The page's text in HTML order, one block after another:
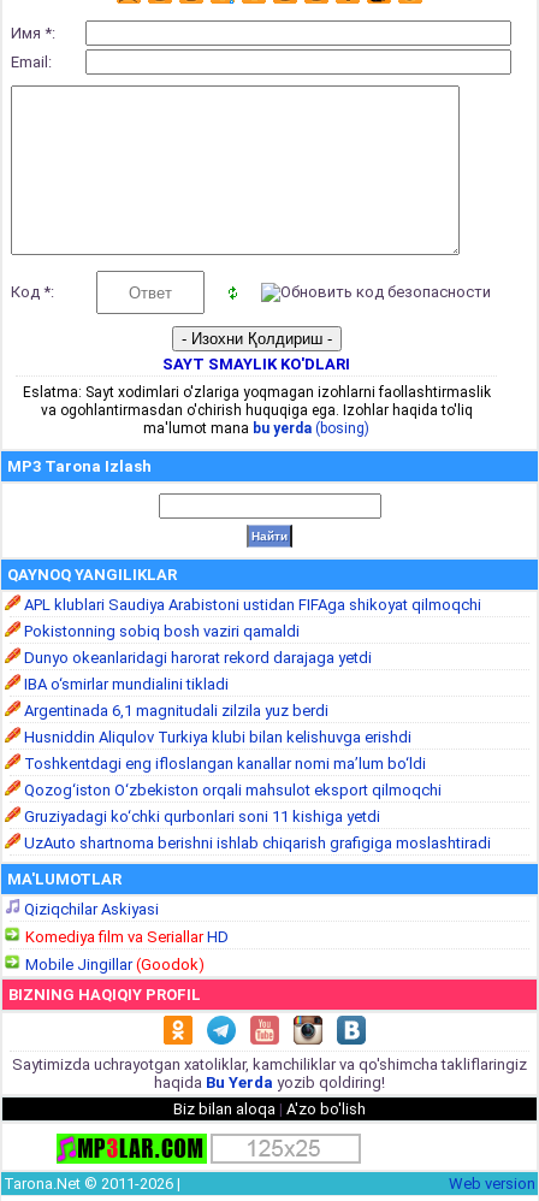
Имя *:
Email:
Код *:
SAYT SMAYLIK KO'DLARI
Eslatma: Sayt xodimlari o'zlariga yoqmagan izohlarni faollashtirmaslik
va ogohlantirmasdan o'chirish huquqiga ega. Izohlar haqida to'liq
ma'lumot mana bu yerda (bosing)
MP3 Tarona Izlash
QAYNOQ YANGILIKLAR
APL klublari Saudiya Arabistoni ustidan FIFAga shikoyat qilmoqchi
Pokistonning sobiq bosh vaziri qamaldi
Dunyo okeanlaridagi harorat rekord darajaga yetdi
IBA o‘smirlar mundialini tikladi
Argentinada 6,1 magnitudali zilzila yuz berdi
Husniddin Aliqulov Turkiya klubi bilan kelishuvga erishdi
Toshkentdagi eng ifloslangan kanallar nomi ma’lum bo‘ldi
Qozog‘iston O‘zbekiston orqali mahsulot eksport qilmoqchi
Gruziyadagi ko‘chki qurbonlari soni 11 kishiga yetdi
UzAuto shartnoma berishni ishlab chiqarish grafigiga moslashtiradi
MA'LUMOTLAR
Qiziqchilar Askiyasi
Komediya film va SeriallarHD
Mobile Jingillar(Goodok)
BIZNING HAQIQIY PROFIL
Saytimizda uchrayotgan xatoliklar, kamchiliklar va qo'shimcha takliflaringiz
haqida Bu Yerda yozib qoldiring!
Biz bilan aloqa | A'zo bo'lish
Tarona.Net © 2011-2026 | Web version